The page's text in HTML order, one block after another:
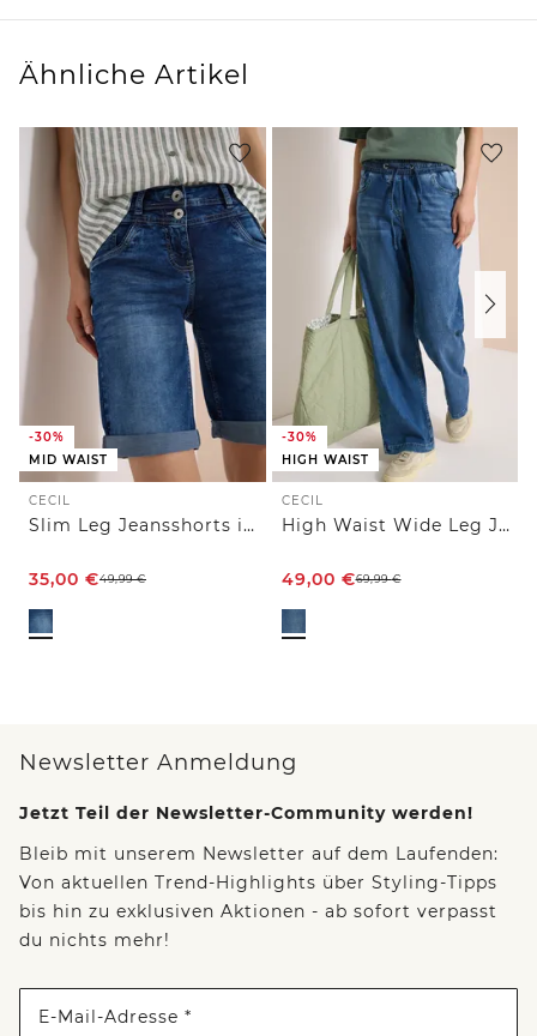
Ähnliche Artikel
-30%
MID WAIST
CECIL
Slim Leg Jeansshorts im Casual Fit
35,00 €49,99€
-30%
HIGH WAIST
CECIL
High Waist Wide Leg Jeans im Loose Fit
49,00 €69,99€
Newsletter Anmeldung
Jetzt Teil der Newsletter-Community werden!
Bleib mit unserem Newsletter auf dem Laufenden:
Von aktuellen Trend-Highlights über Styling-Tipps
bis hin zu exklusiven Aktionen - ab sofort verpasst
du nichts mehr!
E-Mail-Adresse *